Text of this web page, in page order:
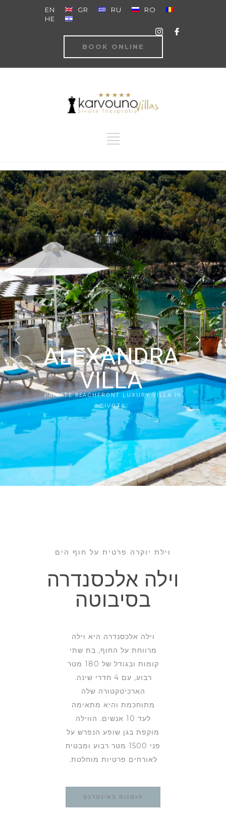
EN GR RU
RO
HE
BOOK ONLINE
ALEXANDRA
VILLA
PRIVATE BEACHFRONT LUXURY VILLA IN
SIVOTA
וילת יוקרה פרטית על חוף הים
וילה אלכסנדרה
בסיבוטה
וילה אלכסנדרה היא וילה
מרווחת על החוף, בת שתי
קומות ובגודל של 180 מטר
רבוע, עם 4 חדרי שינה.
הארכיטקטורה שלה
מתוחכמת והיא מתאימה
לעד 10 אנשים. הווילה
מוקפת בגן שופע הנפרש על
פני 1500 מטר רבוע ומבטיח
לאורחים פרטיות מוחלטת.
הזמנות באינטרנט